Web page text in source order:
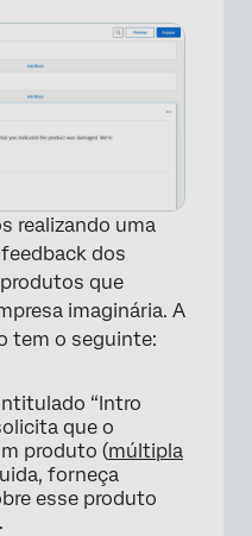
realizando uma
dos
que
imaginária. A
tem o seguinte:
“Intro
que o
produto (múltipla
forneça
esse produto
.